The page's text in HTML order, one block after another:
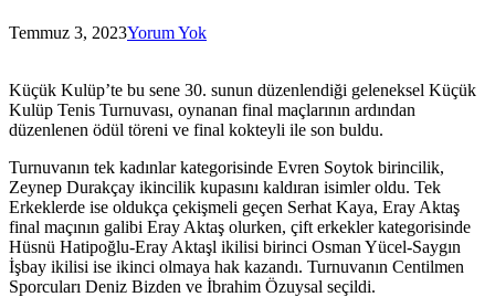
Temmuz 3, 2023Yorum Yok
Küçük Kulüp’te bu sene 30. sunun düzenlendiği geleneksel Küçük
Kulüp Tenis Turnuvası, oynanan final maçlarının ardından
düzenlenen ödül töreni ve final kokteyli ile son buldu.
Turnuvanın tek kadınlar kategorisinde Evren Soytok birincilik,
Zeynep Durakçay ikincilik kupasını kaldıran isimler oldu. Tek
Erkeklerde ise oldukça çekişmeli geçen Serhat Kaya, Eray Aktaş
final maçının galibi Eray Aktaş olurken, çift erkekler kategorisinde
Hüsnü Hatipoğlu-Eray Aktaşl ikilisi birinci Osman Yücel-Saygın
İşbay ikilisi ise ikinci olmaya hak kazandı. Turnuvanın Centilmen
Sporcuları Deniz Bizden ve İbrahim Özuysal seçildi.